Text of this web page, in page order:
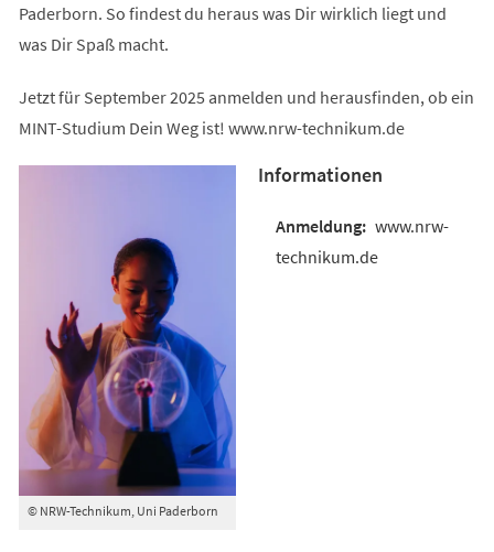
Paderborn. So findest du heraus was Dir wirklich liegt und
was Dir Spaß macht.
Jetzt für September 2025 anmelden und herausfinden, ob ein
MINT-Studium Dein Weg ist! www.nrw-technikum.de
© NRW-Technikum, Uni Paderborn
Informationen
www.nrw-
technikum.de